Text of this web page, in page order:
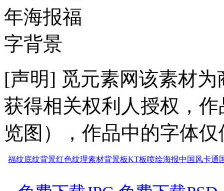
[声明] 觅元素网该素材
获得相关权利人授权，
览图），作品中的字体
福纹底纹背景红色纹理素材背景板KT板喷绘海报中国风卡通